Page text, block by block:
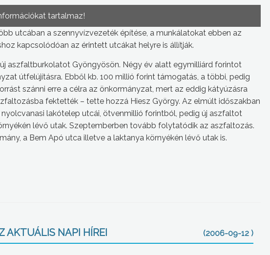
tartalmaz!
utcában a szennyvízvezeték építése, a munkálatokat ebben az
kapcsolódóan az érintett utcákat helyre is állítják.
aszfaltburkolatot Gyöngyösön. Négy év alatt egymilliárd forintot
útfelújításra. Ebből kb. 100 millió forint támogatás, a többi, pedig
szánni erre a célra az önkormányzat, mert az eddig kátyúzásra
fektették – tette hozzá Hiesz György. Az elmúlt időszakban
lakótelep utcái, ötvenmillió forintból, pedig új aszfaltot
lévő utak. Szeptemberben tovább folytatódik az aszfaltozás.
a Bem Apó utca illetve a laktanya környékén lévő utak is.
AKTUÁLIS NAPI HÍREI (2006-09-12 )